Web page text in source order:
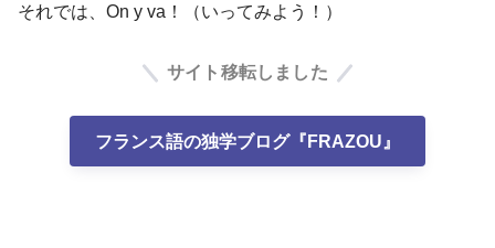
それでは、On y va！（いってみよう！）
サイト移転しました
フランス語の独学ブログ『FRAZOU』